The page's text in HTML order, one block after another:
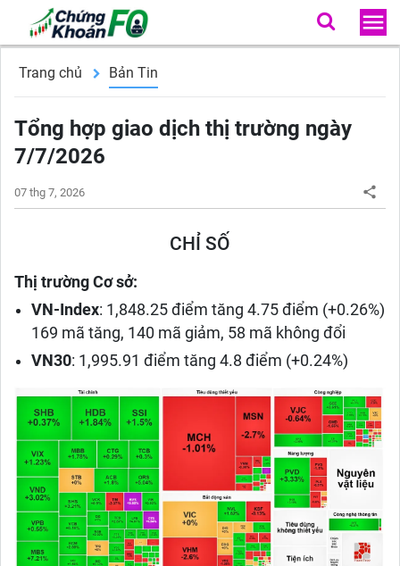
Trang chủ Bản Tin
Tổng hợp giao dịch thị trường ngày
7/7/2026
07 thg 7, 2026
CHỈ SỐ
Thị trường Cơ sở:
VN-Index: 1,848.25 điểm tăng 4.75 điểm (+0.26%)
169 mã tăng, 140 mã giảm, 58 mã không đổi
VN30: 1,995.91 điểm tăng 4.8 điểm (+0.24%)